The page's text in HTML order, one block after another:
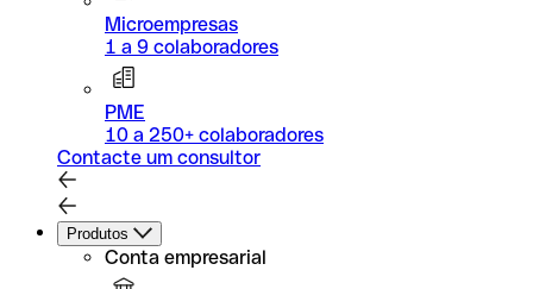
Microempresas
1 a 9 colaboradores
PME
10 a 250+ colaboradores
Contacte um consultor
Produtos
Conta empresarial